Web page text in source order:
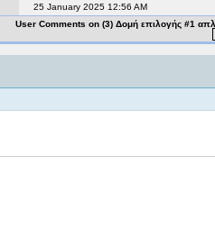
25 January 2025 12:56 AM
User Comments on (3) Δομή επιλογής #1